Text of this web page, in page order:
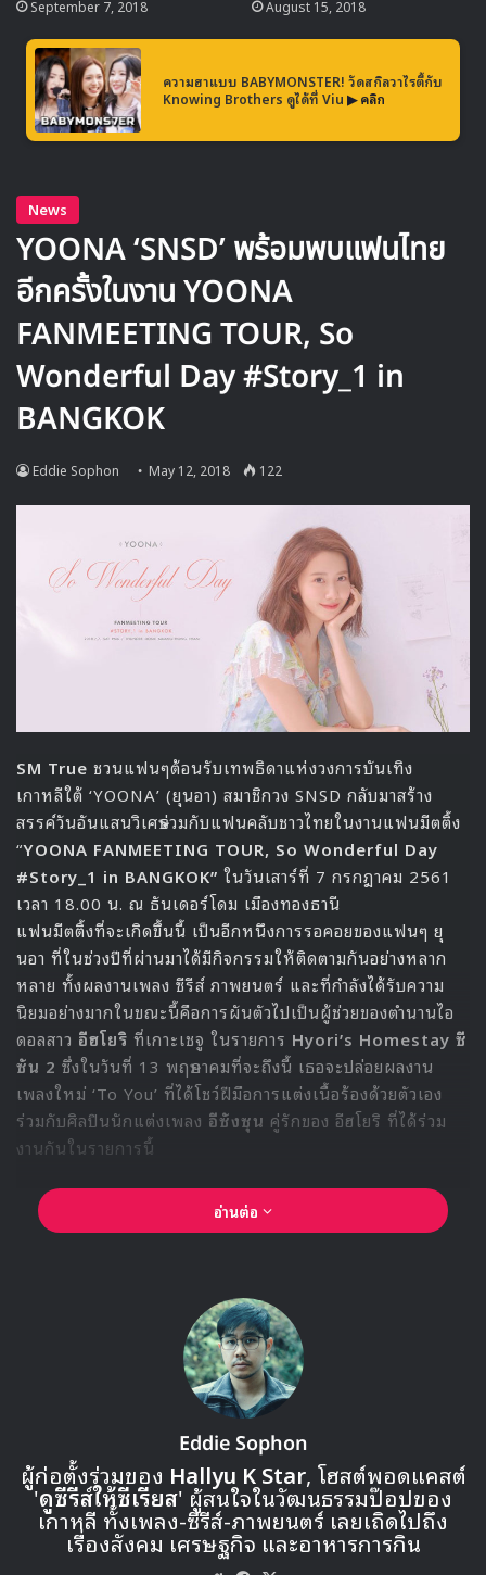
สำหรับการเริ่มต้นโปรโมตเดบิวต์อย่างเป็นทางการของ UNI.T
ได้วางกำหนดไว้ในวันที่ 18 พฤษภาคม คอยติดตามการทำ
กิจกรรมของพวกเธอกันได้
UNI.T
September 7, 2018 August 15, 2018
ความฮาแบบ BABYMONSTER! วัดสกิลวาไรตี้กับ
Knowing Brothers ดูได้ที่ Viu ▶ คลิก